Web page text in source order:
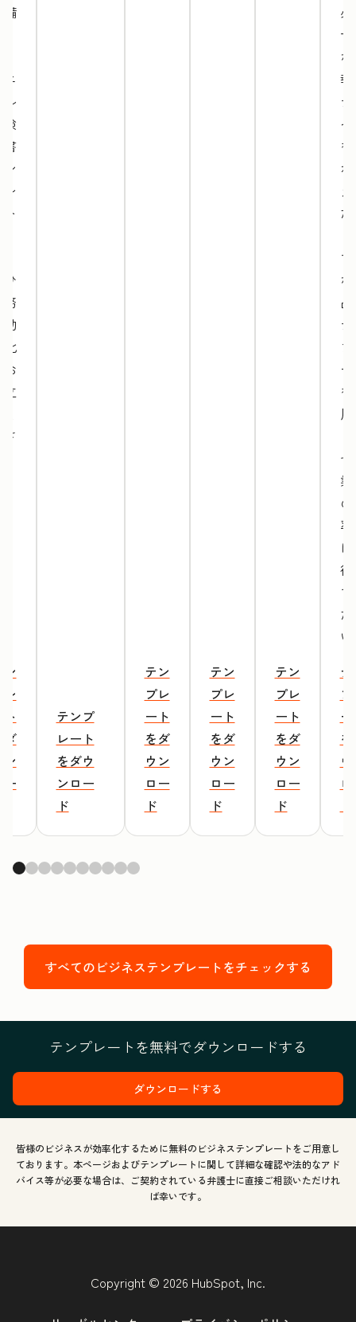
備
ル
検
書
ひ
務
効
化
お
立
ダ
ー
テンプ
レート
をダウ
ンロー
ド
テン
プレ
ート
をダ
ウン
ロー
ド
テン
プレ
ート
をダ
ウン
ロー
ド
テン
プレ
ート
をダ
ウン
ロー
ド
報
え
用
役
すべてのビジネステンプレートをチェックする
テンプレートを無料でダウンロードする
ダウンロードする
皆様のビジネスが効率化するために無料のビジネステンプレートをご用意し
ております。本ページおよびテンプレートに関して詳細な確認や法的なアド
バイス等が必要な場合は、ご契約されている弁護士に直接ご相談いただけれ
ば幸いです。
Copyright © 2026 HubSpot, Inc.